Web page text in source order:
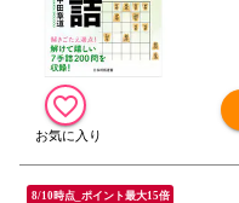
8/10時点_ポイント最大15倍